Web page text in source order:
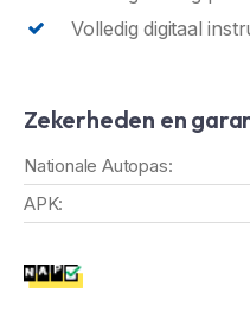
Volledig digitaal
Zekerheden en
Nationale Autopas:
APK: